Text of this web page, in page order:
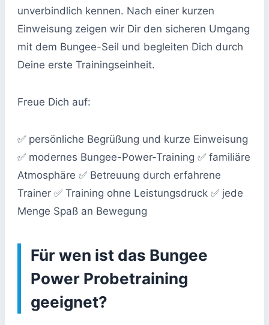
unverbindlich kennen. Nach einer kurzen
Einweisung zeigen wir Dir den sicheren Umgang
mit dem Bungee-Seil und begleiten Dich durch
Deine erste Trainingseinheit.
Freue Dich auf:
✅ persönliche Begrüßung und kurze Einweisung
✅ modernes Bungee-Power-Training ✅ familiäre
Atmosphäre ✅ Betreuung durch erfahrene
Trainer ✅ Training ohne Leistungsdruck ✅ jede
Menge Spaß an Bewegung
Für wen ist das Bungee
Power Probetraining
geeignet?